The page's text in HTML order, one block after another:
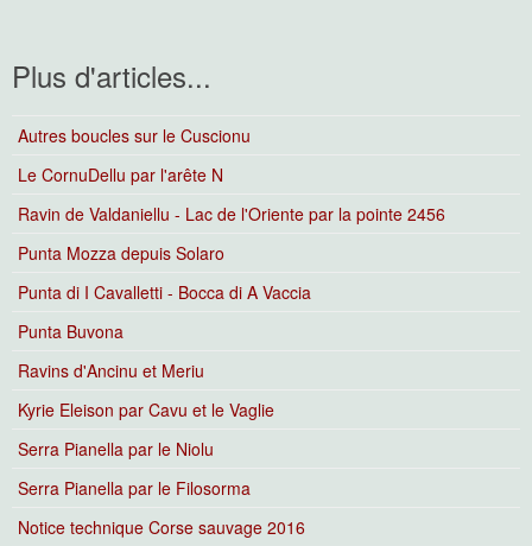
Plus d'articles...
Autres boucles sur le Cuscionu
Le CornuDellu par l'arête N
Ravin de Valdaniellu - Lac de l'Oriente par la pointe 2456
Punta Mozza depuis Solaro
Punta di I Cavalletti - Bocca di A Vaccia
Punta Buvona
Ravins d'Ancinu et Meriu
Kyrie Eleison par Cavu et le Vaglie
Serra Pianella par le Niolu
Serra Pianella par le Filosorma
Notice technique Corse sauvage 2016